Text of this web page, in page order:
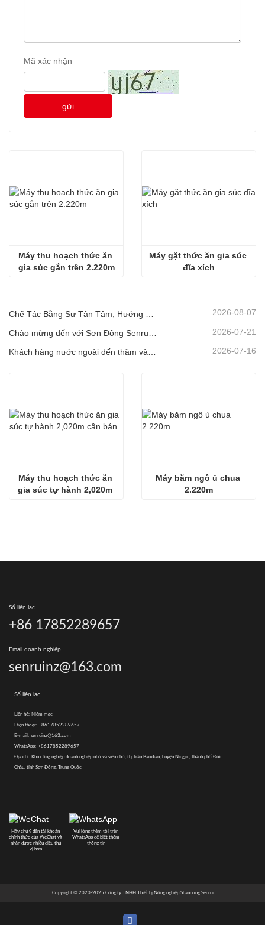
Mã xác nhận
gửi
Máy thu hoạch thức ăn
gia súc gắn trên 2.220m
Máy gặt thức ăn gia súc
đĩa xích
2026-08-07
2026-07-21
Khách hàng nước ngoài đến thăm và kiểm tra Thiết bị Nông nghiệp và Chăn nuôi Sơn Đông Senrui. 2026-07-16
Máy thu hoạch thức ăn
gia súc tự hành 2,020m
Máy băm ngô ủ chua
2.220m
Số liên lạc
+86 17852289657
Email doanh nghiệp
senruinz@163.com
Số liên lạc
Liên hệ: Niêm mạc
Điện thoại: +8617852289657
E-mail: senruinz@163.com
WhatsApp: +8617852289657
Địa chỉ: Khu công nghiệp doanh nghiệp nhỏ và siêu nhỏ, thị trấn Baodian, huyện Ningjin, thành phố Đức
Châu, tỉnh Sơn Đông, Trung Quốc
Hãy chú ý đến tài khoản
chính thức của WeChat và
nhận được nhiều điều thú
vị hơn
Vui lòng thêm tôi trên
WhatsApp để biết thêm
thông tin
Copyright © 2020-2025 Công ty TNHH Thiết bị Nông nghiệp Shandong Senrui